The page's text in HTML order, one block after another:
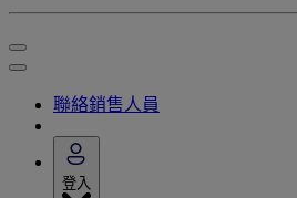
聯絡銷售人員
登入